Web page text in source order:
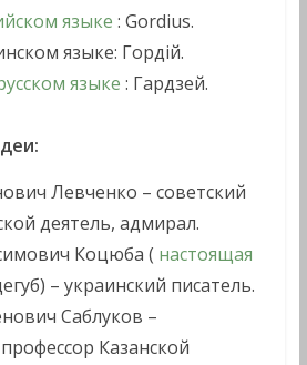
языке : Gordius.
языке: Гордій.
языке : Гардзей.
Левченко – советский
деятель, адмирал.
Коцюба ( настоящая
– украинский писатель.
Саблуков –
Казанской